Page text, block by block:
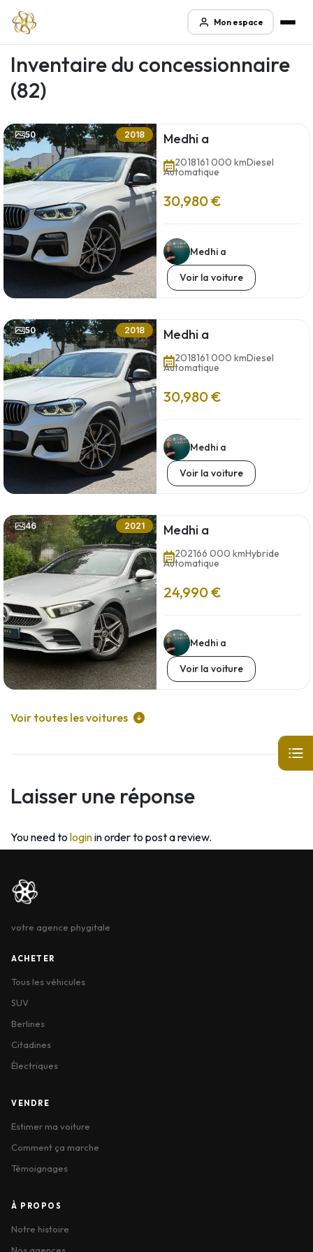
Mon espace
Inventaire du concessionnaire
(82)
50 2018 Medhi a
2018161 000 kmDiesel
Automatique
30,980 €
Medhi a
Voir la voiture
50 2018 Medhi a
2018161 000 kmDiesel
Automatique
30,980 €
Medhi a
Voir la voiture
46 2021 Medhi a
202166 000 kmHybride
Automatique
24,990 €
Medhi a
Voir la voiture
Voir toutes les voitures
Laisser une réponse
You need to loginin order to post a review.
votre agence phygitale
ACHETER
Tous les véhicules
SUV
Berlines
Citadines
Électriques
VENDRE
Estimer ma voiture
Comment ça marche
Témoignages
À PROPOS
Notre histoire